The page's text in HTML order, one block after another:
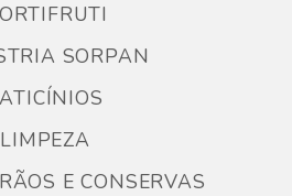
SORPAN
LIMPEZA
E CONSERVAS